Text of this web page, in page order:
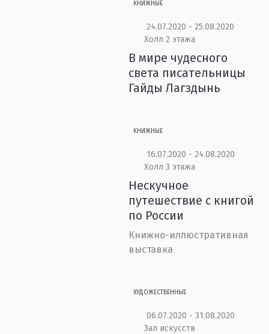
КНИЖНЫЕ
24.07.2020 - 25.08.2020
Холл 2 этажа
В мире чудесного
света писательницы
Гайды Лагздынь
КНИЖНЫЕ
16.07.2020 - 24.08.2020
Холл 3 этажа
Нескучное
путешествие с книгой
по России
Книжно-иллюстративная
выставка
ХУДОЖЕСТВЕННЫЕ
06.07.2020 - 31.08.2020
Зал искусств